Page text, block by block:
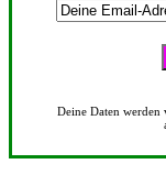
Deine Daten